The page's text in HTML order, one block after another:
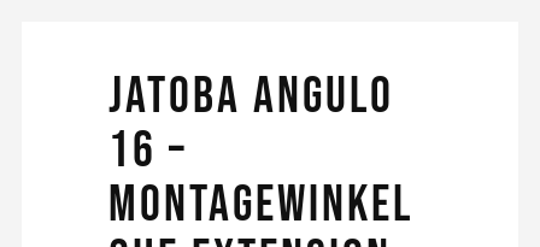
Jatoba angulo
16 –
Montagewinkel